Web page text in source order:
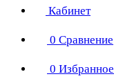
Кабинет
0 Сравнение
0 Избранное